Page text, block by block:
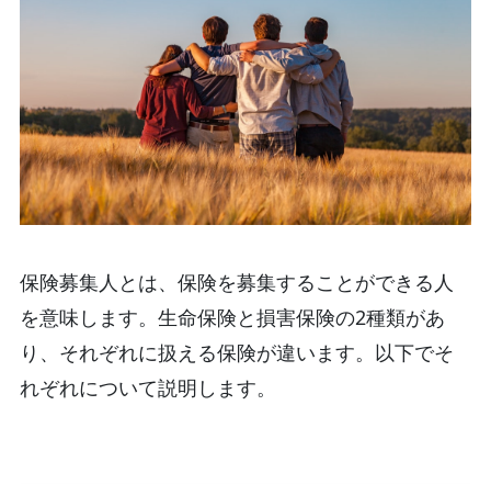
保険募集人とは、保険を募集することができる人
を意味します。生命保険と損害保険の2種類があ
り、それぞれに扱える保険が違います。以下でそ
れぞれについて説明します。